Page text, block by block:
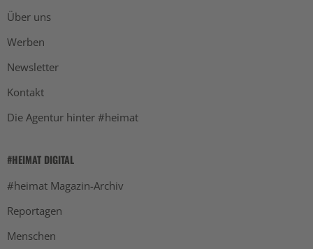
Über uns
Werben
Newsletter
Kontakt
Die Agentur hinter #heimat
#HEIMAT DIGITAL
#heimat Magazin-Archiv
Reportagen
Menschen